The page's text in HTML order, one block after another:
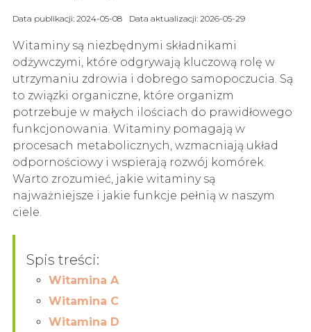
Data publikacji: 2024-05-08 Data aktualizacji: 2026-05-29
Witaminy są niezbędnymi składnikami
odżywczymi, które odgrywają kluczową rolę w
utrzymaniu zdrowia i dobrego samopoczucia. Są
to związki organiczne, które organizm
potrzebuje w małych ilościach do prawidłowego
funkcjonowania. Witaminy pomagają w
procesach metabolicznych, wzmacniają układ
odpornościowy i wspierają rozwój komórek.
Warto zrozumieć, jakie witaminy są
najważniejsze i jakie funkcje pełnią w naszym
ciele.
Spis treści:
Witamina A
Witamina C
Witamina D